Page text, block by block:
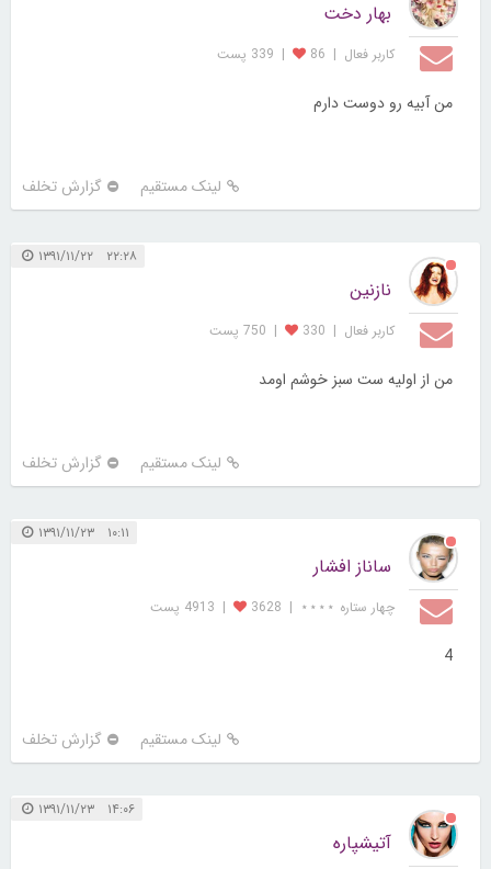
بهار دخت
کاربر فعال |
86
| 339 پست
من آبیه رو دوست دارم
لینک مستقیم گزارش تخلف
۲۲:۲۸ ۱۳۹۱/۱۱/۲۲
نازنین
کاربر فعال |
330
| 750 پست
من از اولیه ست سبز خوشم اومد
لینک مستقیم گزارش تخلف
۱۰:۱۱ ۱۳۹۱/۱۱/۲۳
ساناز افشار
چهار ستاره ⋆⋆⋆⋆ |
3628
| 4913 پست
4
لینک مستقیم گزارش تخلف
۱۴:۰۶ ۱۳۹۱/۱۱/۲۳
آتیشپاره